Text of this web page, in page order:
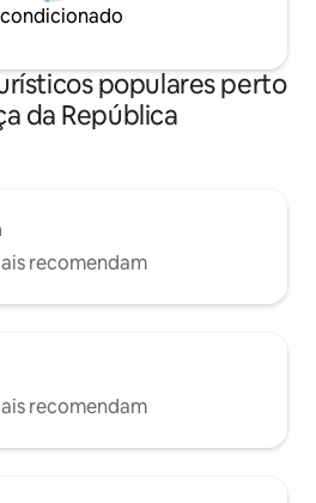
populares perto
da República
recomendam
recomendam